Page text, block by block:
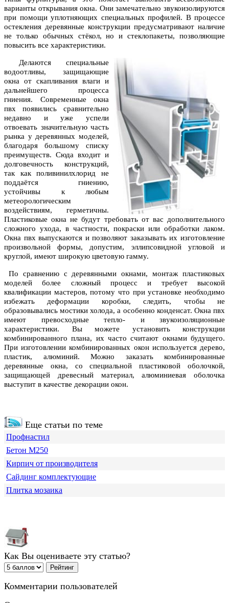
варианты открывания окна. Они замечательно звукоизолируются
при помощи уплотняющих специальных профилей. В процессе
остекления деревянные конструкции предусматривают наличие
не только обычных стёкол, но и стеклопакеты, позволяющие
повысить все характеристики.
Делаются специальные
водоотливы, защищающие
окна от скапливания влаги и
дальнейшего процесса
гниения. Современные окна
пвх появились сравнительно
недавно и уже успели
отвоевать значительную часть
рынка у деревянных моделей,
благодаря большому списку
преимуществ. Сюда входит и
долговечность конструкций,
так как поливинилхлорид не
поддаётся гниению,
устойчивы к любым
метеорологическим
воздействиям, герметичны.
Пластиковые окна не будут требовать от вас дополнительного
сложного ухода, в частности, покраски или обработки лаком.
Окна пвх выпускаются и позволяют заказывать их изготовление
произвольной формы, допустим, эллипсовидной угловой и
круглой, имеют широкую цветовую гамму.
По сравнению с деревянными окнами, монтаж пластиковых
моделей более сложный процесс и требует высокой
квалификации мастеров, потому что при установке необходимо
избежать деформации коробки, следить, чтобы не
образовывались мостики холода, а особенно конденсат. Окна пвх
имеют превосходные тепло- и звукоизоляционные
характеристики. Вы можете установить конструкции
комбинированного плана, их часто считают окнами будущего.
При изготовлении комбинированных окон используется дерево,
пластик, алюминий. Можно заказать комбинированные
деревянные окна, со специальной пластиковой оболочкой,
защищающей древесный материал, алюминиевая оболочка
выступит в качестве декорации окон.
Еще статьи по теме
Профнастил
Бетон М250
Кирпич от производителя
Сайдинг комплектующие
Плитка мозаика
Как Вы оцениваете эту статью?
Комментарии пользователей